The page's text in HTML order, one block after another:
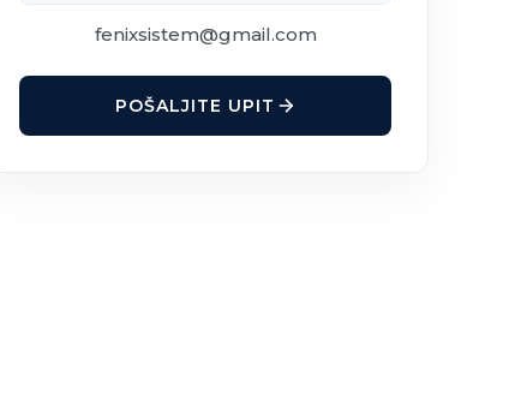
fenixsistem@gmail.com
POŠALJITE UPIT